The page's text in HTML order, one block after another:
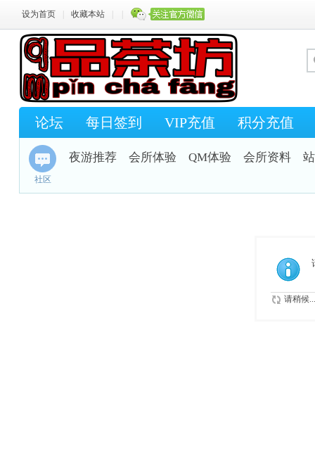
设为首页 收藏本站
论坛 每日签到 VIP充值 积分充值
社区
夜游推荐 会所体验 QM体验 会所资料
请稍候...